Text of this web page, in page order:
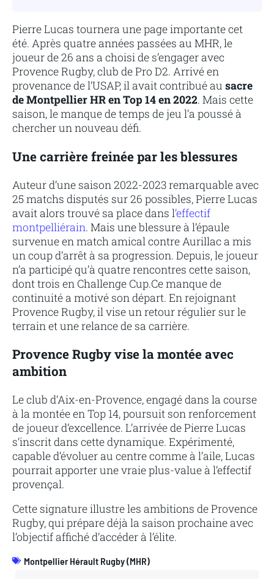
Pierre Lucas tournera une page importante cet
été. Après quatre années passées au MHR, le
joueur de 26 ans a choisi de s’engager avec
Provence Rugby, club de Pro D2. Arrivé en
provenance de l’USAP, il avait contribué au sacre
de Montpellier HR en Top 14 en 2022. Mais cette
saison, le manque de temps de jeu l’a poussé à
chercher un nouveau défi.
Une carrière freinée par les blessures
Auteur d’une saison 2022-2023 remarquable avec
25 matchs disputés sur 26 possibles, Pierre Lucas
avait alors trouvé sa place dans l’effectif
montpelliérain. Mais une blessure à l’épaule
survenue en match amical contre Aurillac a mis
un coup d’arrêt à sa progression. Depuis, le joueur
n’a participé qu’à quatre rencontres cette saison,
dont trois en Challenge Cup.Ce manque de
continuité a motivé son départ. En rejoignant
Provence Rugby, il vise un retour régulier sur le
terrain et une relance de sa carrière.
Provence Rugby vise la montée avec
ambition
Le club d’Aix-en-Provence, engagé dans la course
à la montée en Top 14, poursuit son renforcement
de joueur d’excellence. L’arrivée de Pierre Lucas
s’inscrit dans cette dynamique. Expérimenté,
capable d’évoluer au centre comme à l’aile, Lucas
pourrait apporter une vraie plus-value à l’effectif
provençal.
Cette signature illustre les ambitions de Provence
Rugby, qui prépare déjà la saison prochaine avec
l’objectif affiché d’accéder à l’élite.
Montpellier Hérault Rugby (MHR)